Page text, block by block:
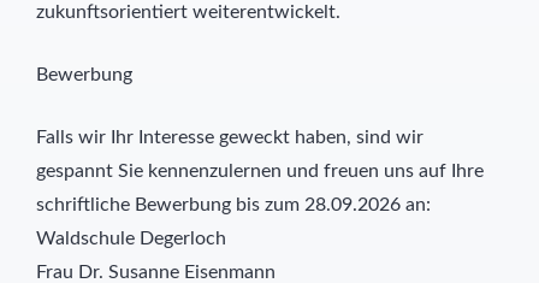
zukunftsorientiert weiterentwickelt.
Bewerbung
Falls wir Ihr Interesse geweckt haben, sind wir
gespannt Sie kennenzulernen und freuen uns auf Ihre
schriftliche Bewerbung bis zum 28.09.2026 an:
Waldschule Degerloch
Frau Dr. Susanne Eisenmann